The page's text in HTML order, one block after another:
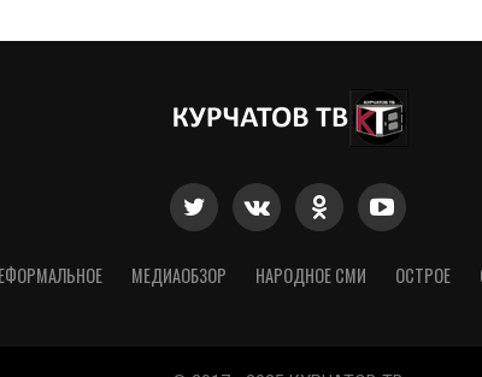
МЕДИАОБЗОР НАРОДНОЕ СМИ ОСТРОЕ